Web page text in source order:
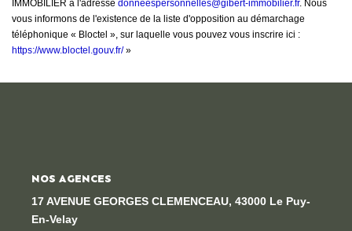
IMMOBILIER à l'adresse donneespersonnelles@gibert-immobilier.fr. Nous
vous informons de l'existence de la liste d'opposition au démarchage
téléphonique « Bloctel », sur laquelle vous pouvez vous inscrire ici :
https://www.bloctel.gouv.fr/»
NOS AGENCES
17 AVENUE GEORGES CLEMENCEAU, 43000 Le Puy-
En-Velay